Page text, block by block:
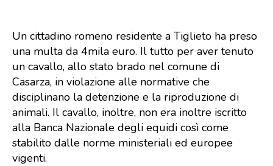
Un cittadino romeno residente a Tiglieto ha preso
una multa da 4mila euro. Il tutto per aver tenuto
un cavallo, allo stato brado nel comune di
Casarza, in violazione alle normative che
disciplinano la detenzione e la riproduzione di
animali. Il cavallo, inoltre, non era inoltre iscritto
alla Banca Nazionale degli equidi così come
stabilito dalle norme ministeriali ed europee
vigenti.